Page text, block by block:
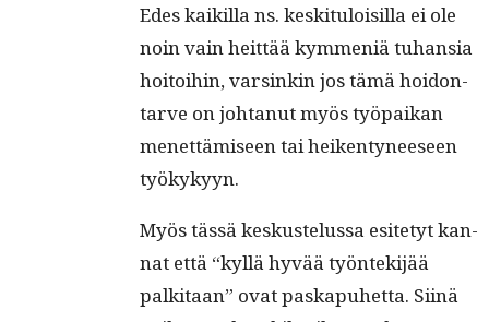
Edes kaikil­la ns. keski­t­u­loisil­la ei ole
noin vain heit­tää kym­meniä tuhan­sia
hoitoi­hin, varsinkin jos tämä hoidon­
tarve on johtanut myös työ­paikan
menet­tämiseen tai heiken­tyneeseen
työkykyyn.
Myös tässä keskustelus­sa esite­tyt kan­
nat että “kyl­lä hyvää työn­tek­i­jää
palk­i­taan” ovat paska­puhet­ta. Siinä